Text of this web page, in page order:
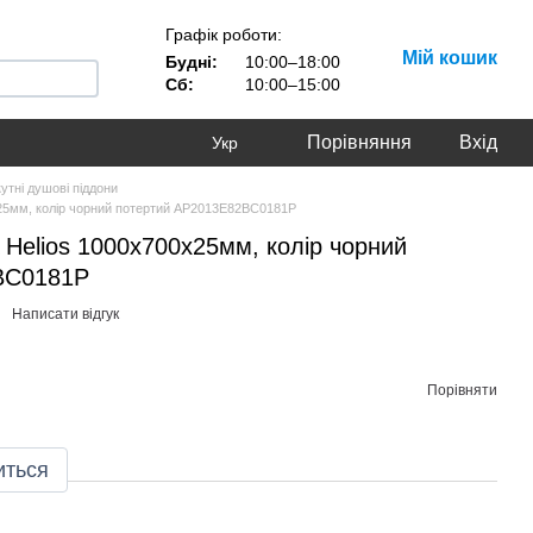
Графік роботи:
Будні:
10:00–18:00
Сб:
10:00–15:00
Мій кошик
Укр Порівняння Вхід
душові піддони
колір чорний потертий AP2013E82BC0181P
1000х700х25мм, колір чорний
Написати відгук
Порівняти